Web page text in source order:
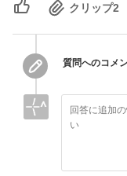
クリップ2
質問へのコメ